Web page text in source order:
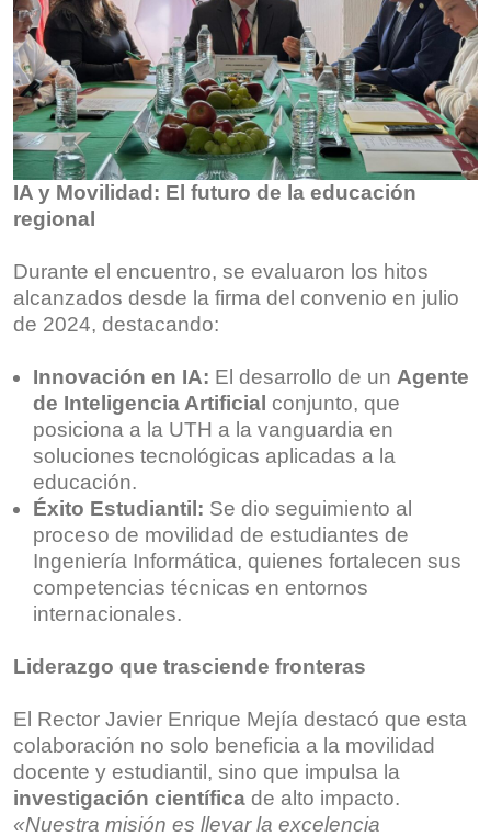
IA y Movilidad: El futuro de la educación
regional
Durante el encuentro, se evaluaron los hitos
alcanzados desde la firma del convenio en julio
de 2024, destacando:
Innovación en IA: El desarrollo de un Agente
de Inteligencia Artificial conjunto, que
posiciona a la UTH a la vanguardia en
soluciones tecnológicas aplicadas a la
educación.
Éxito Estudiantil: Se dio seguimiento al
proceso de movilidad de estudiantes de
Ingeniería Informática, quienes fortalecen sus
competencias técnicas en entornos
internacionales.
Liderazgo que trasciende fronteras
El Rector Javier Enrique Mejía destacó que esta
colaboración no solo beneficia a la movilidad
docente y estudiantil, sino que impulsa la
investigación científica de alto impacto.
«Nuestra misión es llevar la excelencia